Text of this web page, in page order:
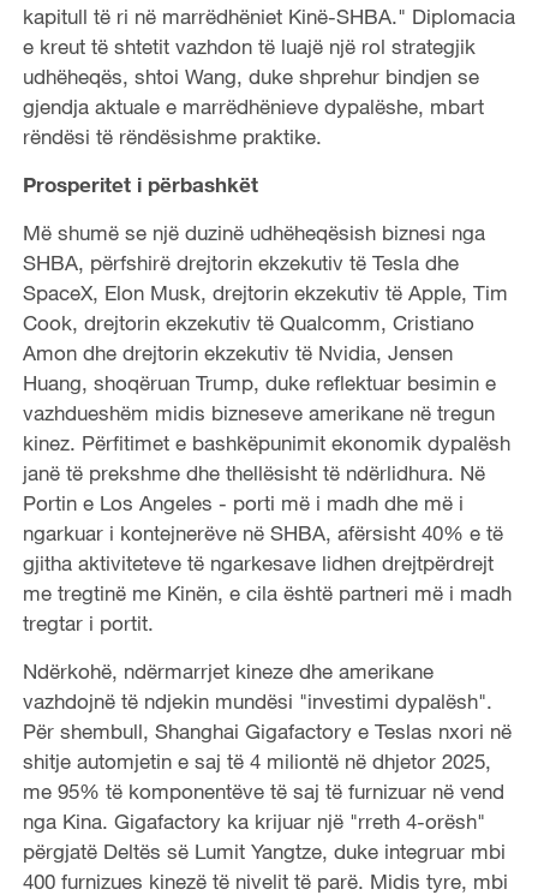
kapitull të ri në marrëdhëniet Kinë-SHBA." Diplomacia
e kreut të shtetit vazhdon të luajë një rol strategjik
udhëheqës, shtoi Wang, duke shprehur bindjen se
gjendja aktuale e marrëdhënieve dypalëshe, mbart
rëndësi të rëndësishme praktike.
Prosperitet i përbashkët
Më shumë se një duzinë udhëheqësish biznesi nga
SHBA, përfshirë drejtorin ekzekutiv të Tesla dhe
SpaceX, Elon Musk, drejtorin ekzekutiv të Apple, Tim
Cook, drejtorin ekzekutiv të Qualcomm, Cristiano
Amon dhe drejtorin ekzekutiv të Nvidia, Jensen
Huang, shoqëruan Trump, duke reflektuar besimin e
vazhdueshëm midis bizneseve amerikane në tregun
kinez. Përfitimet e bashkëpunimit ekonomik dypalësh
janë të prekshme dhe thellësisht të ndërlidhura. Në
Portin e Los Angeles - porti më i madh dhe më i
ngarkuar i kontejnerëve në SHBA, afërsisht 40% e të
gjitha aktiviteteve të ngarkesave lidhen drejtpërdrejt
me tregtinë me Kinën, e cila është partneri më i madh
tregtar i portit.
Ndërkohë, ndërmarrjet kineze dhe amerikane
vazhdojnë të ndjekin mundësi "investimi dypalësh".
Për shembull, Shanghai Gigafactory e Teslas nxori në
shitje automjetin e saj të 4 miliontë në dhjetor 2025,
me 95% të komponentëve të saj të furnizuar në vend
nga Kina. Gigafactory ka krijuar një "rreth 4-orësh"
përgjatë Deltës së Lumit Yangtze, duke integruar mbi
400 furnizues kinezë të nivelit të parë. Midis tyre, mbi